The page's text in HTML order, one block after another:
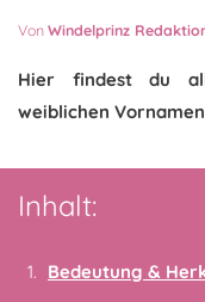
VonWindelprinz
Hier findest du
weiblichen
Inhalt:
Bedeutung &